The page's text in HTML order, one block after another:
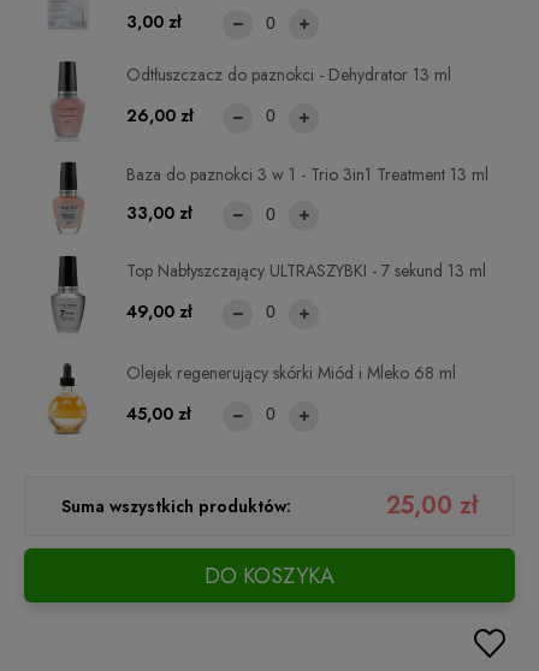
Top Nabłyszczający ULTRASZYBKI - 7 sekund 13 ml
49,00 zł
Odtłuszczacz do paznokci - Dehydrator 13 ml
26,00 zł
Baza do paznokci 3 w 1 - Trio 3in1 Treatment 13 ml
33,00 zł
Olejek regenerujący skórki Miód i Mleko 68 ml
45,00 zł
3,00 zł
Suma wszystkich produktów: 25,00 zł
DO KOSZYKA